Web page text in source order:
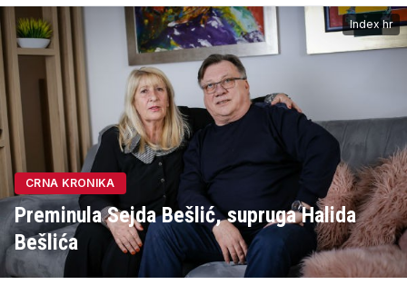
CRNA KRONIKA
Preminula Sejda Bešlić, supruga Halida
Bešlića
Index hr